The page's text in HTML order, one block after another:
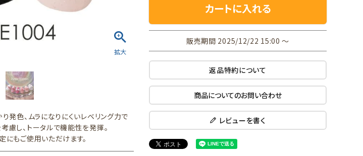
発色、ムラになりにくいレベリング力で
慮し、トータルで機能性を発揮。
もご使用いただけます。
カートに入れる
販売期間 2025/12/22 15:00〜
返品特約について
商品についてのお問い合わせ
レビューを書く